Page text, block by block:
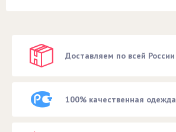
Доставляем по всей России
100% качественная одежда